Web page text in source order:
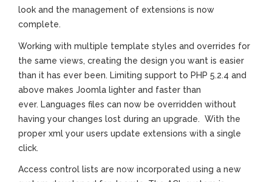
look and the management of extensions is now
complete.
Working with multiple template styles and overrides for
the same views, creating the design you want is easier
than it has ever been. Limiting support to PHP 5.2.4 and
above makes Joomla lighter and faster than
ever. Languages files can now be overridden without
having your changes lost during an upgrade. With the
proper xml your users update extensions with a single
click.
Access control lists are now incorporated using a new